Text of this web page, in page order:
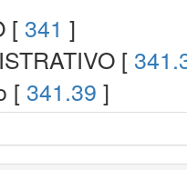
[ 341 ]
[
[ 341.39 ]